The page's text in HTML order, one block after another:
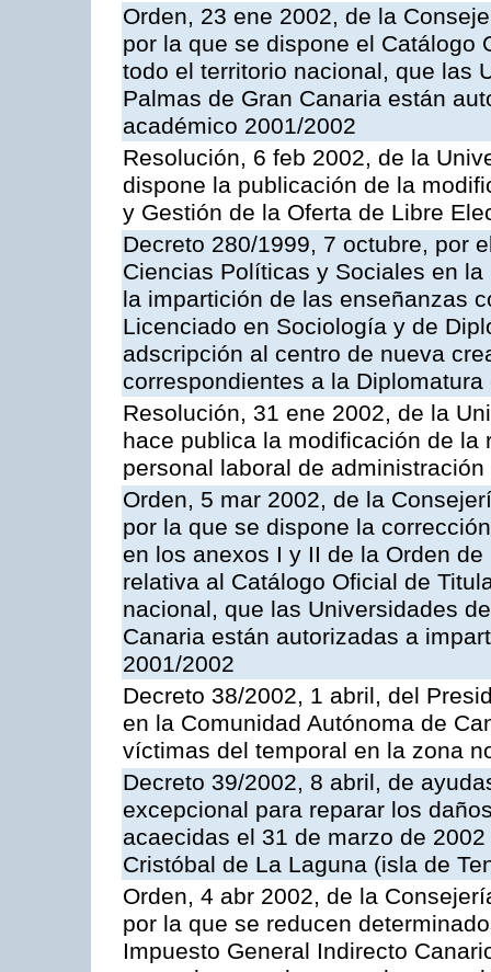
Orden, 23 ene 2002, de la
por la que se dispone el Catálogo
todo el territorio nacional, que las
Palmas de Gran Canaria están
académico 2001/2002
Resolución, 6 feb 2002, de la
dispone la publicación de la
y Gestión de la Oferta de Libre
Decreto 280/1999, 7 octubre, por
Ciencias Políticas y Sociales en
la impartición de las enseñanzas
Licenciado en Sociología y de
adscripción al centro de nueva
correspondientes a la
Resolución, 31 ene 2002, de la
hace publica la modificación de
personal laboral de
Orden, 5 mar 2002, de la
por la que se dispone la
en los anexos I y II de la Orden
relativa al Catálogo Oficial de
nacional, que las Universidades
Canaria están autorizadas a
2001/2002
Decreto 38/2002, 1 abril, del
en la Comunidad Autónoma de
víctimas del temporal en la zona
Decreto 39/2002, 8 abril, de
excepcional para reparar los
acaecidas el 31 de marzo de
Cristóbal de La Laguna (isla de
Orden, 4 abr 2002, de la
por la que se reducen
Impuesto General Indirecto